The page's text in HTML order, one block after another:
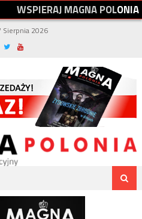
WSPIERAJMAGNAPOLONIA
Sierpnia 2026